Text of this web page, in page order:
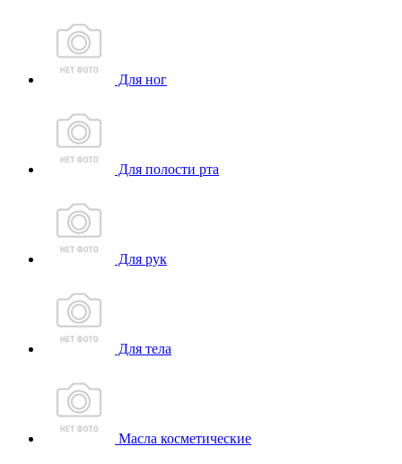
Для ног
Для полости рта
Для рук
Для тела
Масла косметические